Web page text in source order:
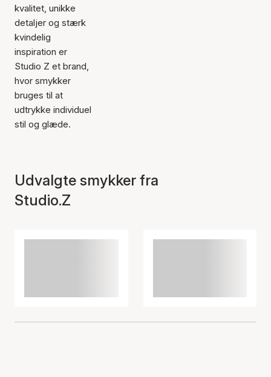
kvalitet, unikke
detaljer og stærk
kvindelig
inspiration er
Studio Z et brand,
hvor smykker
bruges til at
udtrykke individuel
stil og glæde.
Udvalgte smykker fra
Studio.Z